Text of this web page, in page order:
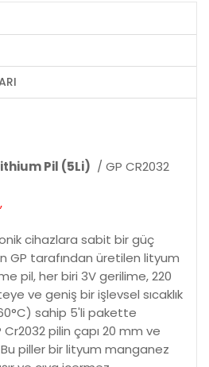
Pil (5Li) / GP CR2032
cihazlara sabit bir güç
GP tarafından üretilen lityum
pil, her biri 3V gerilime, 220
ve geniş bir işlevsel sıcaklık
sahip 5'li pakette
Cr2032 pilin çapı 20 mm ve
piller bir lityum manganez